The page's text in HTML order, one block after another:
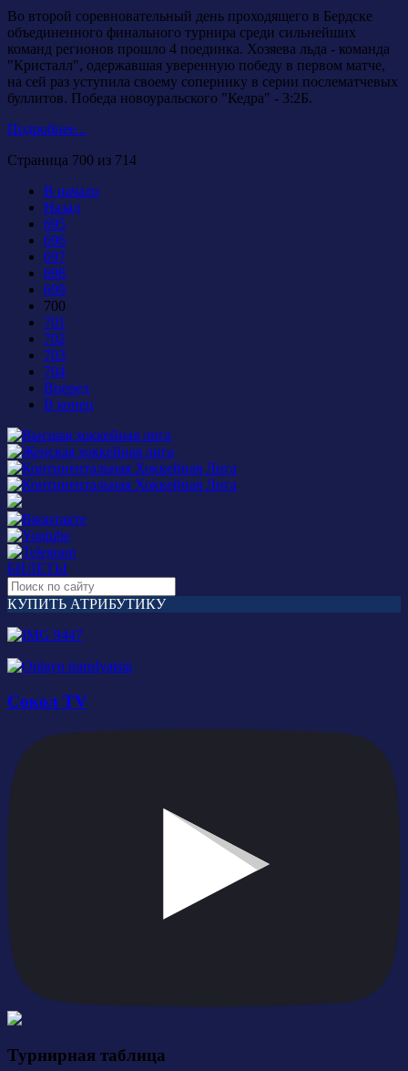
Во второй соревновательный день проходящего в Бердске
объединенного финального турнира среди сильнейших
команд регионов прошло 4 поединка. Хозяева льда - команда
"Кристалл", одержавшая уверенную победу в первом матче,
на сей раз уступила своему сопернику в серии послематчевых
буллитов. Победа новоуральского "Кедра" - 3:2Б.
Подробнее...
Страница 700 из 714
В начало
Назад
695
696
697
698
699
700
701
702
703
704
Вперед
В конец
БИЛЕТЫ
КУПИТЬ АТРИБУТИКУ
Сокол TV
Турнирная таблица